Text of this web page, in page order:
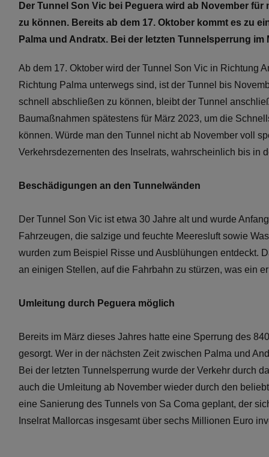
Der Tunnel Son Vic bei Peguera wird ab November
zu können. Bereits ab dem 17. Oktober kommt es zu
Palma und Andratx. Bei der letzten Tunnelsperrung
Ab dem 17. Oktober wird der Tunnel Son Vic in Richtung
Richtung Palma unterwegs sind, ist der Tunnel bis
schnell abschließen zu können, bleibt der Tunnel
Baumaßnahmen spätestens für März 2023, um die
können. Würde man den Tunnel nicht ab November voll
Verkehrsdezernenten des Inselrats, wahrscheinlich bis in
Beschädigungen an den Tunnelwänden
Der Tunnel Son Vic ist etwa 30 Jahre alt und wurde
Fahrzeugen, die salzige und feuchte Meeresluft sowie
wurden zum Beispiel Risse und Ausblühungen entdeckt.
an einigen Stellen, auf die Fahrbahn zu stürzen, was ein
Umleitung durch Peguera möglich
Bereits im März dieses Jahres hatte eine Sperrung des
gesorgt. Wer in der nächsten Zeit zwischen Palma und
Bei der letzten Tunnelsperrung wurde der Verkehr durch
auch die Umleitung ab November wieder durch den
eine Sanierung des Tunnels von Sa Coma geplant, der
Inselrat Mallorcas insgesamt über sechs Millionen Euro